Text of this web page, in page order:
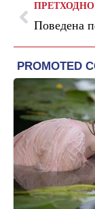
ПРЕТХОДНО